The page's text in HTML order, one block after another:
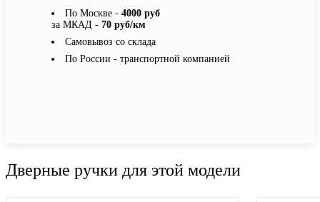
По Москве - 4000 руб
за МКАД - 70 руб/км
Самовывоз со склада
По России - транспортной компанией
Дверные ручки для этой модели